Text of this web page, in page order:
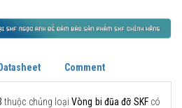
Datasheet Comment
thuộc chủng loạiVòng bi đũa đỡ SKFcó